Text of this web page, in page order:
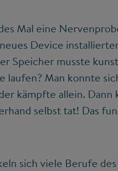
Mal eine
Device
Speicher musste
laufen? Man konnte
kämpfte allein. Dann
selbst tat! Das
sich viele Berufe